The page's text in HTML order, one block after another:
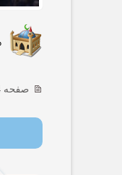
صفحه 4 از 7